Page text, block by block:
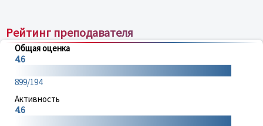
Рейтинг преподавателя
Общая оценка
4.6
899/194
Активность
4.6